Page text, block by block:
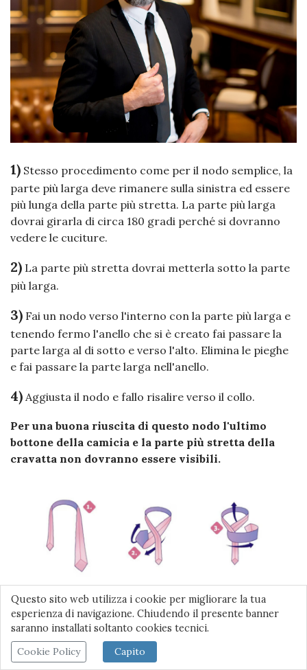
1) Stesso procedimento come per il nodo semplice, la
parte più larga deve rimanere sulla sinistra ed essere
più lunga della parte più stretta. La parte più larga
dovrai girarla di circa 180 gradi perché si dovranno
vedere le cuciture.
2) La parte più stretta dovrai metterla sotto la parte
più larga.
3) Fai un nodo verso l'interno con la parte più larga e
tenendo fermo l'anello che si è creato fai passare la
parte larga al di sotto e verso l'alto. Elimina le pieghe
e fai passare la parte larga nell'anello.
4) Aggiusta il nodo e fallo risalire verso il collo.
Per una buona riuscita di questo nodo l'ultimo
bottone della camicia e la parte più stretta della
cravatta non dovranno essere visibili.
Questo sito web utilizza i cookie per migliorare la tua
esperienza di navigazione. Chiudendo il presente banner
saranno installati soltanto cookies tecnici.
Cookie Policy
Capito